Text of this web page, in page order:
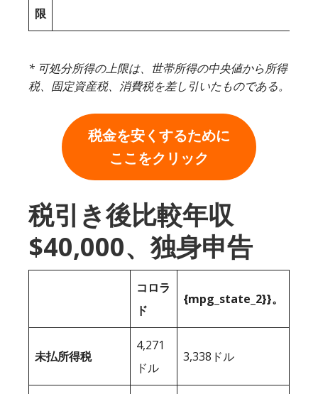
限
* 可処分所得の上限は、世帯所得の中央値から所得
税、固定資産税、消費税を差し引いたものである。
税金を安くするために
ここをクリック
税引き後比較年収
$40,000、独身申告
コロラ
ド
{mpg_state_2}}。
未払所得税
4,271
ドル
3,338ドル